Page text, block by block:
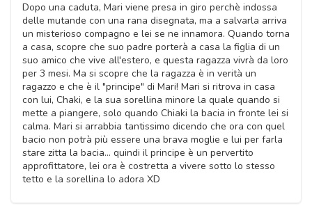
Dopo una caduta, Mari viene presa in giro perchè indossa
delle mutande con una rana disegnata, ma a salvarla arriva
un misterioso compagno e lei se ne innamora. Quando torna
a casa, scopre che suo padre porterà a casa la figlia di un
suo amico che vive all'estero, e questa ragazza vivrà da loro
per 3 mesi. Ma si scopre che la ragazza è in verità un
ragazzo e che è il "principe" di Mari! Mari si ritrova in casa
con lui, Chaki, e la sua sorellina minore la quale quando si
mette a piangere, solo quando Chiaki la bacia in fronte lei si
calma. Mari si arrabbia tantissimo dicendo che ora con quel
bacio non potrà più essere una brava moglie e lui per farla
stare zitta la bacia... quindi il principe è un pervertito
approfittatore, lei ora è costretta a vivere sotto lo stesso
tetto e la sorellina lo adora XD